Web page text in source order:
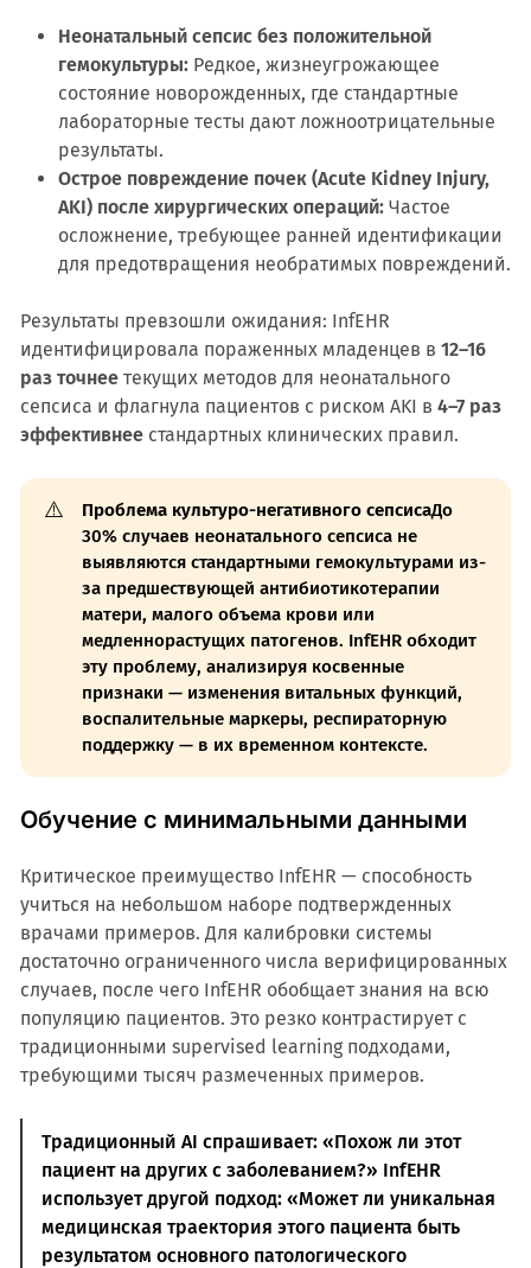
Неонатальный сепсис без положительной
гемокультуры:Редкое, жизнеугрожающее
состояние новорожденных, где стандартные
лабораторные тесты дают ложноотрицательные
результаты.
Острое повреждение почек (Acute Kidney Injury,
AKI) после хирургических операций:Частое
осложнение, требующее ранней идентификации
для предотвращения необратимых повреждений.
Результаты превзошли ожидания: InfEHR
идентифицировала пораженных младенцев в 12–16
раз точнеетекущих методов для неонатального
сепсиса и флагнула пациентов с риском AKI в 4–7 раз
эффективнеестандартных клинических правил.
⚠️ Проблема культуро-негативного сепсисаДо
30% случаев неонатального сепсиса не
выявляются стандартными гемокультурами из-
за предшествующей антибиотикотерапии
матери, малого объема крови или
медленнорастущих патогенов. InfEHR обходит
эту проблему, анализируя косвенные
признаки — изменения витальных функций,
воспалительные маркеры, респираторную
поддержку — в их временном контексте.
Обучение с минимальными данными
Критическое преимущество InfEHR — способность
учиться на небольшом наборе подтвержденных
врачами примеров. Для калибровки системы
достаточно ограниченного числа верифицированных
случаев, после чего InfEHR обобщает знания на всю
популяцию пациентов. Это резко контрастирует с
традиционными supervised learning подходами,
требующими тысяч размеченных примеров.
Традиционный AI спрашивает: «Похож ли этот
пациент на других с заболеванием?» InfEHR
использует другой подход: «Может ли уникальная
медицинская траектория этого пациента быть
результатом основного патологического